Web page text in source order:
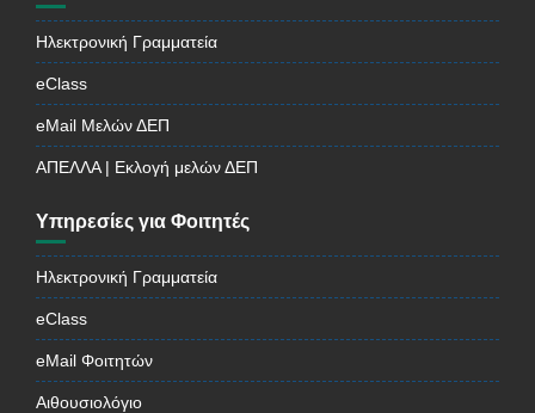
Ηλεκτρονική Γραμματεία
eClass
eMail Μελών ΔΕΠ
ΑΠΕΛΛΑ | Εκλογή μελών ΔΕΠ
Υπηρεσίες για Φοιτητές
Ηλεκτρονική Γραμματεία
eClass
eMail Φοιτητών
Αιθουσιολόγιο